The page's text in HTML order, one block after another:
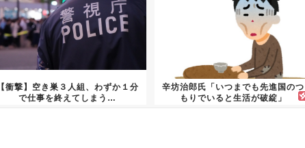
【衝撃】空き巣３人組、わずか１分
で仕事を終えてしまう…
辛坊治郎氏「いつまでも先進国のつ
もりでいると生活が破綻」